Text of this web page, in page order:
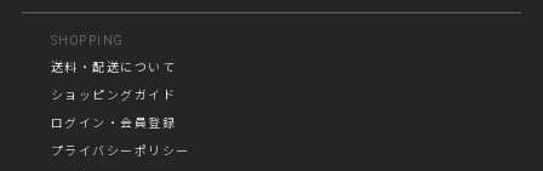
SHOPPING
送料・配送について
ショッピングガイド
ログイン・会員登録
プライバシーポリシー